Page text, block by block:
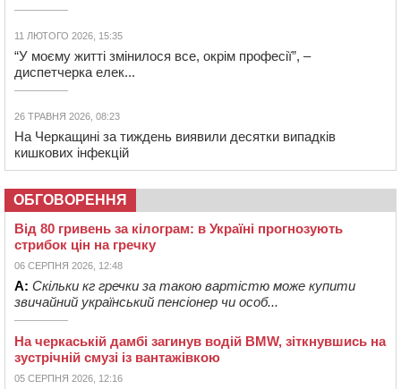
11 ЛЮТОГО 2026, 15:35
“У моєму житті змінилося все, окрім професії”, –
диспетчерка елек...
26 ТРАВНЯ 2026, 08:23
На Черкащині за тиждень виявили десятки випадків
кишкових інфекцій
ОБГОВОРЕННЯ
Від 80 гривень за кілограм: в Україні прогнозують
стрибок цін на гречку
06 СЕРПНЯ 2026, 12:48
А: Скільки кг гречки за такою вартістю може купити
звичайний український пенсіонер чи особ...
На черкаській дамбі загинув водій BMW, зіткнувшись на
зустрічній смузі із вантажівкою
05 СЕРПНЯ 2026, 12:16